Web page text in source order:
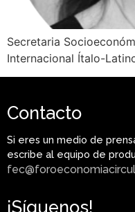
Secretaria
Internacional Ítalo-
Contacto
Si eres un medio de
escribe al equipo de
¡Síguenos!